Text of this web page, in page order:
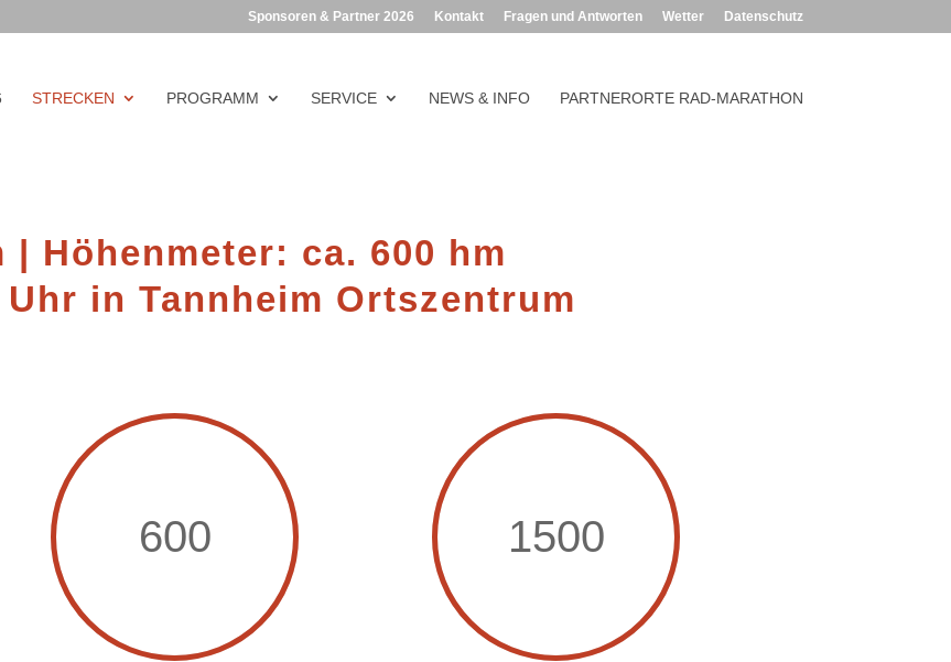
Sponsoren & Partner 2026 Kontakt Fragen und Antworten Wetter Datenschutz
STRECKEN PROGRAMM SERVICE NEWS & INFO PARTNERORTE RAD-MARATHON
| Höhenmeter: ca. 600 hm
in Tannheim Ortszentrum
600 1500